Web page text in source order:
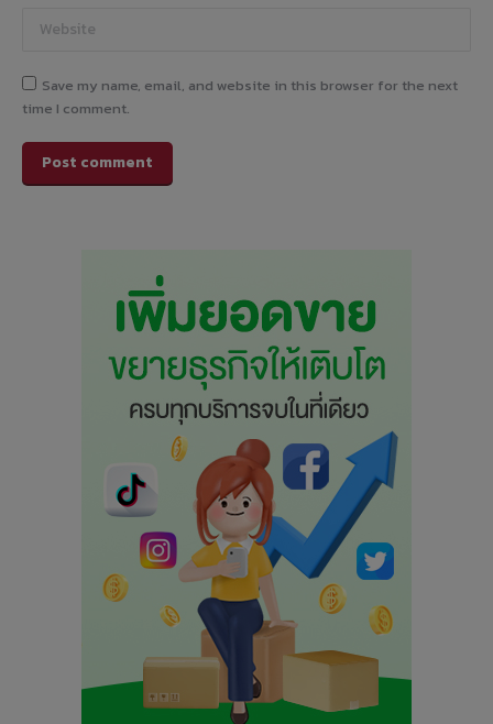
Website
Save my name, email, and website in this browser for the next
time I comment.
Post comment